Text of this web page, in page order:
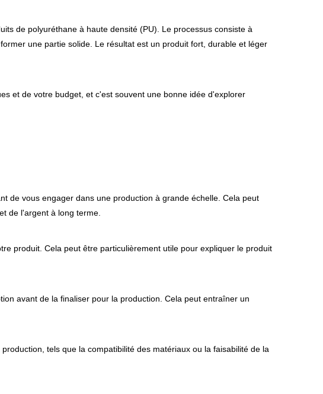
de polyuréthane à haute densité (PU). Le processus consiste à
une partie solide. Le résultat est un produit fort, durable et léger
et de votre budget, et c'est souvent une bonne idée d'explorer
de vous engager dans une production à grande échelle. Cela peut
de l'argent à long terme.
produit. Cela peut être particulièrement utile pour expliquer le produit
avant de la finaliser pour la production. Cela peut entraîner un
tels que la compatibilité des matériaux ou la faisabilité de la